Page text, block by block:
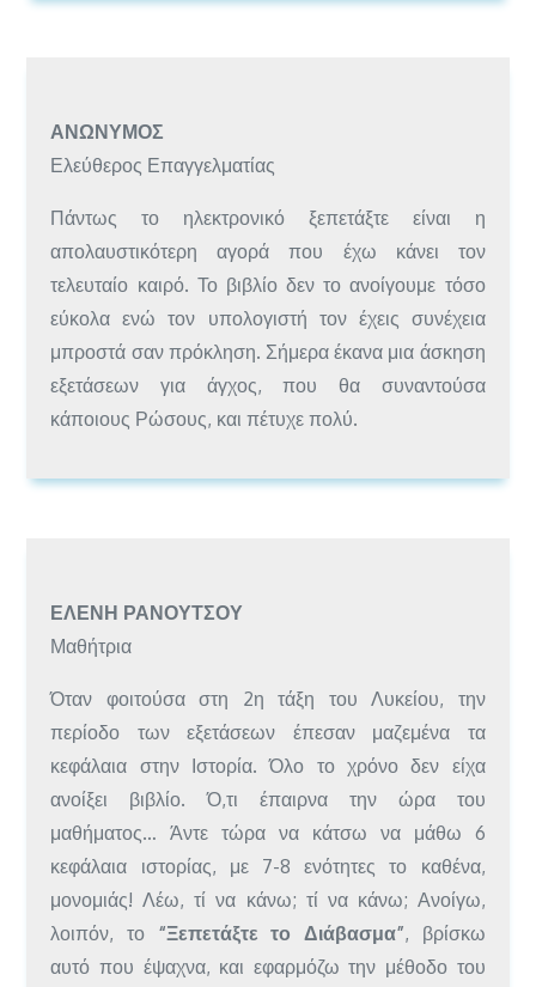
ΑΝΏΝΥΜΟΣ
Ελεύθερος Επαγγελματίας
Πάντως το ηλεκτρονικό ξεπετάξτε είναι η
απολαυστικότερη αγορά που έχω κάνει τον
τελευταίο καιρό. Το βιβλίο δεν το ανοίγουμε τόσο
εύκολα ενώ τον υπολογιστή τον έχεις συνέχεια
μπροστά σαν πρόκληση. Σήμερα έκανα μια άσκηση
εξετάσεων για άγχος, που θα συναντούσα
κάποιους Ρώσους, και πέτυχε πολύ.
ΕΛΈΝΗ ΡΑΝΟΎΤΣΟΥ
Μαθήτρια
Όταν φοιτούσα στη 2η τάξη του Λυκείου, την
περίοδο των εξετάσεων έπεσαν μαζεμένα τα
κεφάλαια στην Ιστορία. Όλο το χρόνο δεν είχα
ανοίξει βιβλίο. Ό,τι έπαιρνα την ώρα του
μαθήματος… Άντε τώρα να κάτσω να μάθω 6
κεφάλαια ιστορίας, με 7-8 ενότητες το καθένα,
μονομιάς! Λέω, τί να κάνω; τί να κάνω; Ανοίγω,
λοιπόν, το “Ξεπετάξτε το Διάβασμα”, βρίσκω
αυτό που έψαχνα, και εφαρμόζω την μέθοδο του